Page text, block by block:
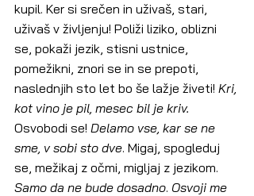
kupil. Ker si srečen in uživaš, stari,
uživaš v življenju! Poliži liziko, oblizni
se, pokaži jezik, stisni ustnice,
pomežikni, znori se in se prepoti,
naslednjih sto let bo še lažje živeti! Kri,
kot vino je pil, mesec bil je kriv.
Osvobodi se! Delamo vse, kar se ne
sme, v sobi sto dve. Migaj, spogleduj
se, mežikaj z očmi, migljaj z jezikom.
Samo da ne bude dosadno. Osvoji me